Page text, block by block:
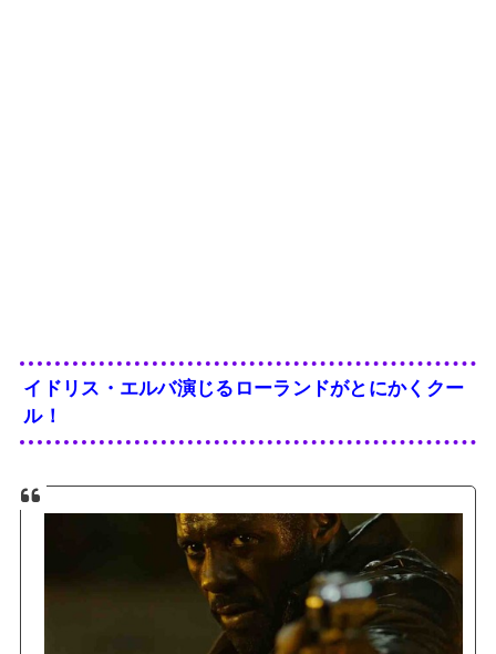
イドリス・エルバ演じるローランドがとにかくクー
ル！